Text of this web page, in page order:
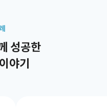
성공한
야기